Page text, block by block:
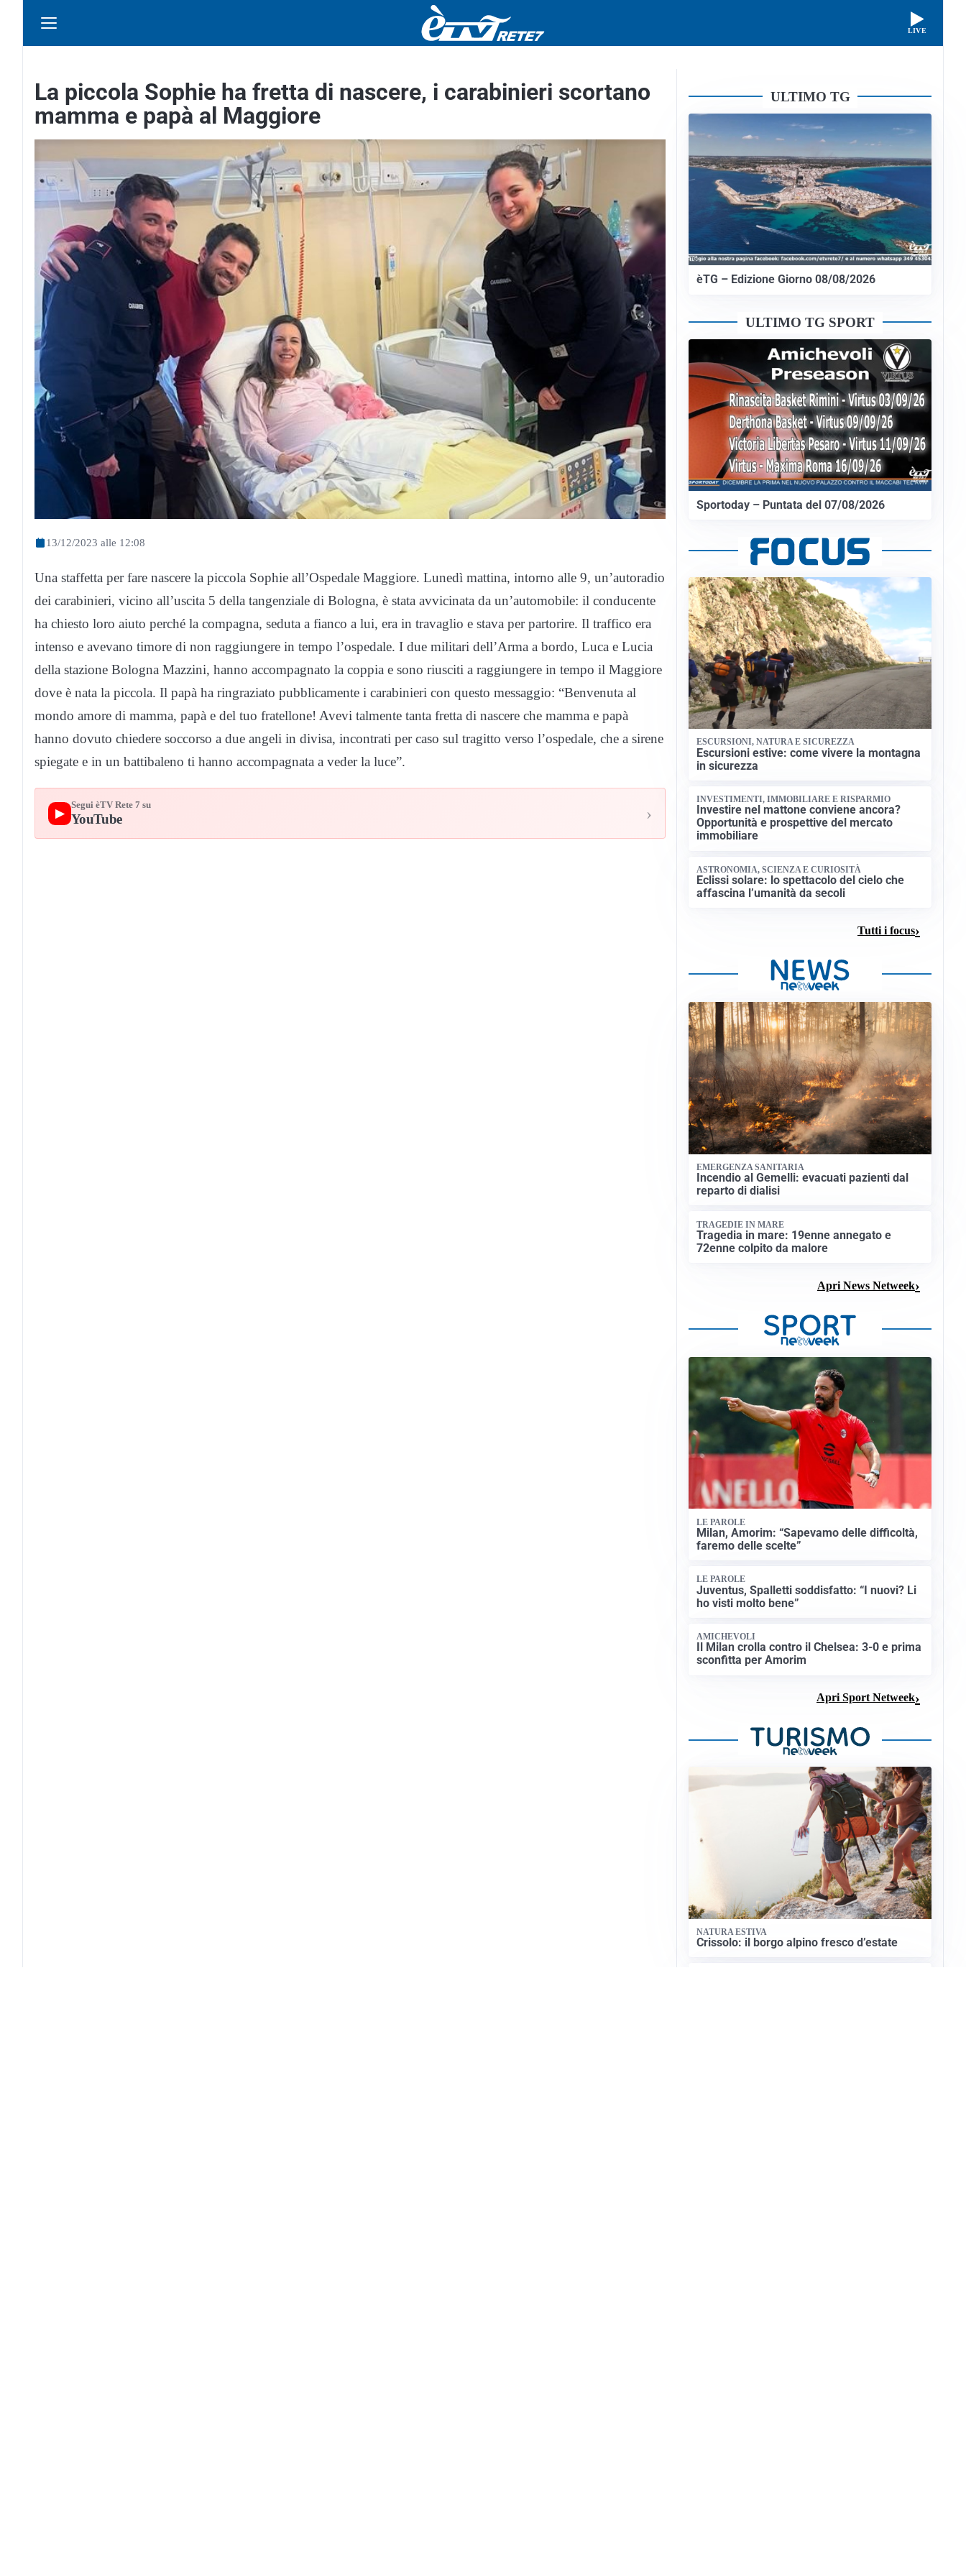
LIVE
La piccola Sophie ha fretta di nascere, i carabinieri scortano
mamma e papà al Maggiore
13/12/2023 alle 12:08
Una staffetta per fare nascere la piccola Sophie all’Ospedale Maggiore. Lunedì mattina, intorno alle 9, un’autoradio
dei carabinieri, vicino all’uscita 5 della tangenziale di Bologna, è stata avvicinata da un’automobile: il conducente
ha chiesto loro aiuto perché la compagna, seduta a fianco a lui, era in travaglio e stava per partorire. Il traffico era
intenso e avevano timore di non raggiungere in tempo l’ospedale. I due militari dell’Arma a bordo, Luca e Lucia
della stazione Bologna Mazzini, hanno accompagnato la coppia e sono riusciti a raggiungere in tempo il Maggiore
dove è nata la piccola. Il papà ha ringraziato pubblicamente i carabinieri con questo messaggio: “Benvenuta al
mondo amore di mamma, papà e del tuo fratellone! Avevi talmente tanta fretta di nascere che mamma e papà
hanno dovuto chiedere soccorso a due angeli in divisa, incontrati per caso sul tragitto verso l’ospedale, che a sirene
spiegate e in un battibaleno ti hanno accompagnata a veder la luce”.
▶
Segui èTV Rete 7 su
YouTube ›
ULTIMO TG
èTG – Edizione Giorno 08/08/2026
ULTIMO TG SPORT
Sportoday – Puntata del 07/08/2026
ESCURSIONI, NATURA E SICUREZZA
Escursioni estive: come vivere la montagna
in sicurezza
INVESTIMENTI, IMMOBILIARE E RISPARMIO
Investire nel mattone conviene ancora?
Opportunità e prospettive del mercato
immobiliare
ASTRONOMIA, SCIENZA E CURIOSITÀ
Eclissi solare: lo spettacolo del cielo che
affascina l’umanità da secoli
Tutti i focus
EMERGENZA SANITARIA
Incendio al Gemelli: evacuati pazienti dal
reparto di dialisi
TRAGEDIE IN MARE
Tragedia in mare: 19enne annegato e
72enne colpito da malore
Apri News Netweek
LE PAROLE
Milan, Amorim: “Sapevamo delle difficoltà,
faremo delle scelte”
LE PAROLE
Juventus, Spalletti soddisfatto: “I nuovi? Li
ho visti molto bene”
AMICHEVOLI
Il Milan crolla contro il Chelsea: 3-0 e prima
sconfitta per Amorim
Apri Sport Netweek
NATURA ESTIVA
Crissolo: il borgo alpino fresco d’estate